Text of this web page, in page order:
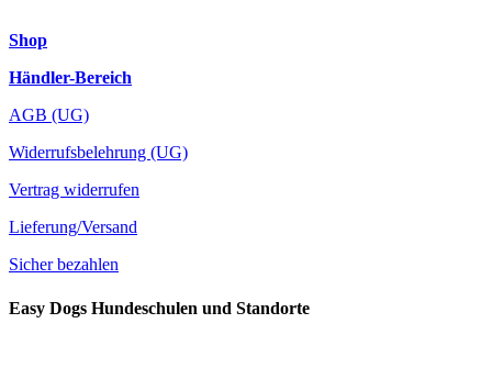
Shop
Händler-Bereich
AGB (UG)
Widerrufsbelehrung (UG)
Vertrag widerrufen
Lieferung/Versand
Sicher bezahlen
Easy Dogs Hundeschulen und Standorte